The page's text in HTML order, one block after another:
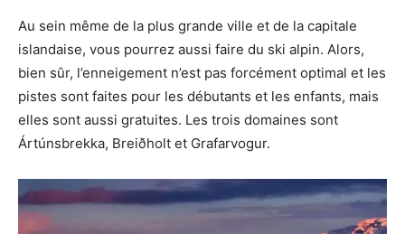
Au sein même de la plus grande ville et de la capitale
islandaise, vous pourrez aussi faire du ski alpin. Alors,
bien sûr, l’enneigement n’est pas forcément optimal et les
pistes sont faites pour les débutants et les enfants, mais
elles sont aussi gratuites. Les trois domaines sont
Ártúnsbrekka, Breiðholt et Grafarvogur.